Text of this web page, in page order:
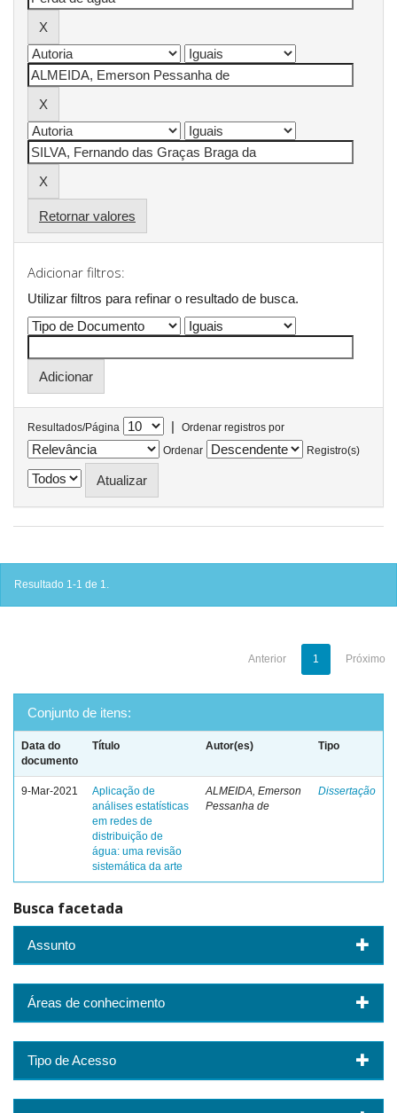
Retornar valores
Adicionar filtros:
Utilizar filtros para refinar o resultado de busca.
Resultados/Página |
Ordenar registros por
Ordenar
Registro(s)
Resultado 1-1 de 1.
Anterior 1 Próximo
Conjunto de itens:
Data do
documento
Título Autor(es) Tipo
9-Mar-2021
Aplicação de
análises estatísticas
em redes de
distribuição de
água: uma revisão
sistemática da arte
ALMEIDA, Emerson
Pessanha de
Dissertação
Busca facetada
Assunto
Áreas de conhecimento
Tipo de Acesso